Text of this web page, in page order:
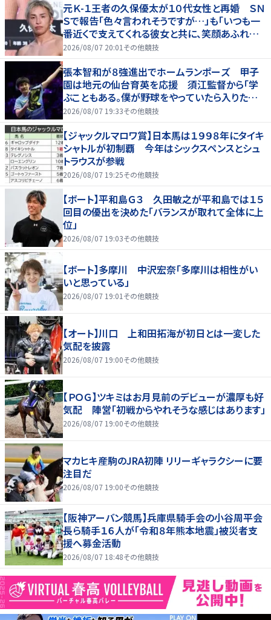
元Ｋ-１王者の久保優太が１０代女性と再婚 ＳＮ
Ｓで報告「色々言われそうですが…」も「いつも一
番近くで支えてくれる彼女と共に、笑顔あふれる
家庭を築いていきたい」
2026/08/07 20:01 その他競技
張本智和が８強進出でホームランポーズ 甲子
園は地元の仙台育英を応援 須江監督から「学
ぶこともある。僕が野球をやっていたら入りたかっ
た」
2026/08/07 19:33その他競技
【ジャックルマロワ賞】日本馬は１９９８年にタイキ
シャトルが初制覇 今年はシックスペンスとシュ
トラウスが参戦
2026/08/07 19:25その他競技
【ボート】平和島Ｇ３ 久田敏之が平和島では１５
回目の優出を決めた「バランスが取れて全体に上
位」
2026/08/07 19:03その他競技
【ボート】多摩川 中沢宏奈「多摩川は相性がい
いと思っている」
2026/08/07 19:01 その他競技
【オート】川口 上和田拓海が初日とは一変した
気配を披露
2026/08/07 19:00その他競技
【ＰＯＧ】ツキミはお月見前のデビューが濃厚も好
気配 陣営「初戦からやれそうな感じはあります」
2026/08/07 19:00その他競技
マカヒキ産駒のJRA初陣 リリーギャラクシーに要
注目だ
2026/08/07 19:00その他競技
【阪神アーバン競馬】兵庫県騎手会の小谷周平会
長ら騎手１６人が「令和８年熊本地震」被災者支
援へ募金活動
2026/08/07 18:48その他競技